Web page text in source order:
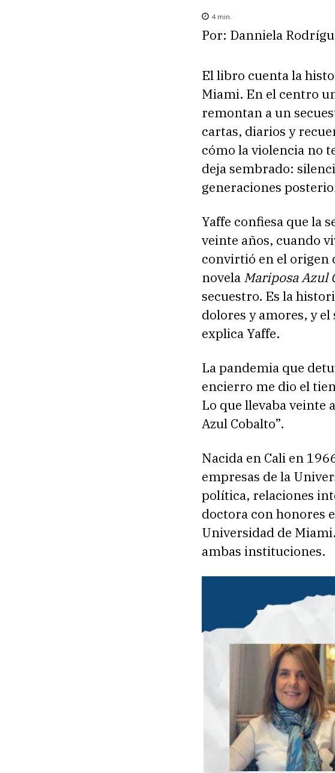
4 min.
Por: Danniela
El libro cuenta la
Miami. En el centro
remontan a un
cartas, diarios y
cómo la violencia no
deja sembrado:
generaciones
Yaffe confiesa que la
veinte años, cuando
convirtió en el origen
novela Mariposa Azul
secuestro. Es la
dolores y amores, y
explica Yaffe.
La pandemia que
encierro me dio el
Lo que llevaba veinte
Azul Cobalto”.
Nacida en Cali en
empresas de la
política, relaciones
doctora con honores
Universidad de
ambas instituciones.